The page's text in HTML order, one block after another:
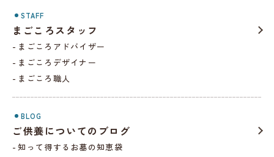
STAFF
まごころスタッフ
まごころアドバイザー
まごころデザイナー
まごころ職人
BLOG
ご供養についてのブログ
知って得するお墓の知恵袋